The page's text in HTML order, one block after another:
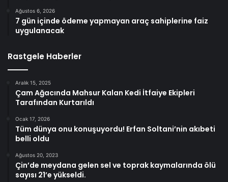
Ağustos 6, 2026
7 gün içinde ödeme yapmayan araç sahiplerine faiz
uygulanacak
Rastgele Haberler
Aralık 15, 2025
Çam Ağacında Mahsur Kalan Kedi İtfaiye Ekipleri
Tarafından Kurtarıldı
Ocak 17, 2026
Tüm dünya onu konuşuyordu! Erfan Soltani’nin akıbeti
belli oldu
Ağustos 20, 2023
Çin’de meydana gelen sel ve toprak kaymalarında ölü
sayısı 21’e yükseldi.